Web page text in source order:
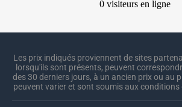
Les prix indiqués proviennent de sites
lorsqu'ils sont présents, peuvent
des 30 derniers jours, à un ancien prix ou au
peuvent varier et sont soumis aux conditions